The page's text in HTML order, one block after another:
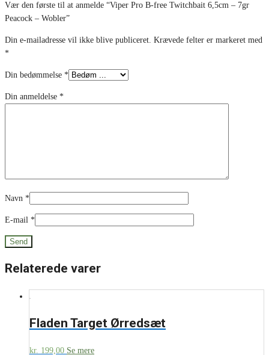
Vær den første til at anmelde “Viper Pro B-free Twitchbait 6,5cm – 7gr
Peacock – Wobler”
Din e-mailadresse vil ikke blive publiceret. Krævede felter er markeret med
*
Din bedømmelse *
Din anmeldelse *
Navn *
E-mail *
Relaterede varer
Fladen Target Ørredsæt
kr. 199,00 Se mere